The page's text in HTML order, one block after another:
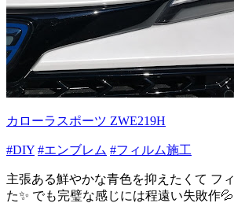
カローラスポーツ ZWE219H
#DIY #エンブレム #フィルム施工
主張ある鮮やかな青色を抑えたくて フ
た✨ でも完璧な感じには程遠い失敗作